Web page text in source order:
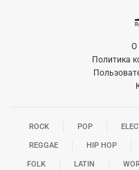
О
Политика
ROCK POP
REGGAE HIP HOP
FOLK LATIN